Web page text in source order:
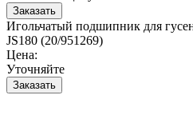
Игольчатый подшипник для
JS180 (20/951269)
Цена:
Уточняйте